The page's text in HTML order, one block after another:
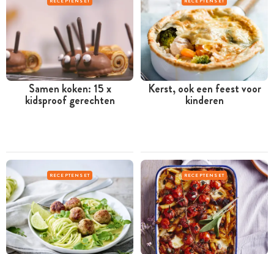
Samen koken: 15 x
kidsproof gerechten
Kerst, ook een feest voor
kinderen
RECEPTENSET RECEPTENSET